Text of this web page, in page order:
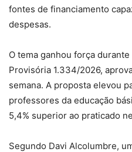
fontes de financiamento
despesas.
O tema ganhou força
Provisória 1.334/2026,
semana. A proposta elevou
professores da educação
5,4% superior ao praticado
Segundo Davi Alcolumbre,